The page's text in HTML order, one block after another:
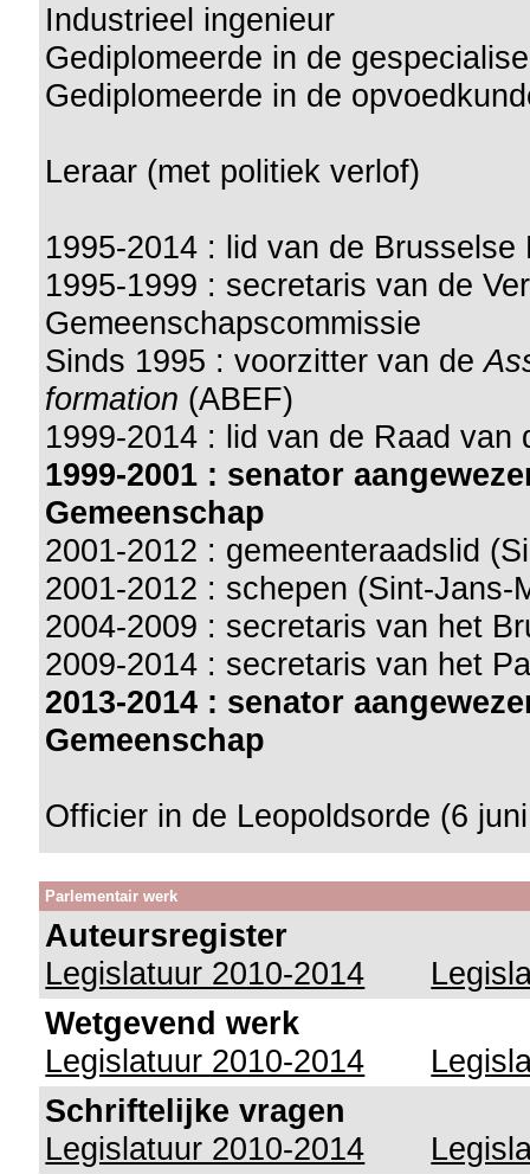
Industrieel ingenieur
Gediplomeerde in de
Gediplomeerde in de
Leraar (met politiek verlof)
1995-2014 : lid van de
1995-1999 : secretaris van de
Gemeenschapscommissie
Sinds 1995 : voorzitter van de
formation (ABEF)
1999-2014 : lid van de Raad van
1999-2001 : senator
Gemeenschap
2001-2012 : gemeenteraadslid
2001-2012 : schepen (Sint-Jans-
2004-2009 : secretaris van het
2009-2014 : secretaris van het
2013-2014 : senator
Gemeenschap
Officier in de Leopoldsorde (6
Parlementair werk
Auteursregister
Legislatuur 2010-2014
Wetgevend werk
Legislatuur 2010-2014
Schriftelijke vragen
Legislatuur 2010-2014